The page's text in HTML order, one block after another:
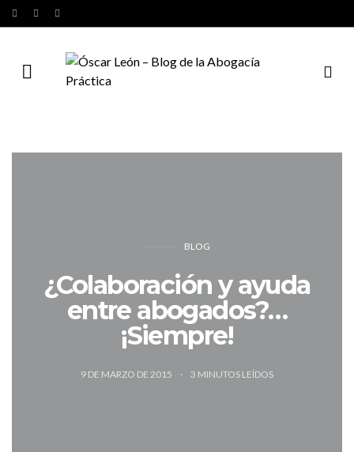
BLOG
¿Colaboración y ayuda
entre abogados?…
¡Siempre!
9 DE MARZO DE 2015 3 MINUTOS LEÍDOS